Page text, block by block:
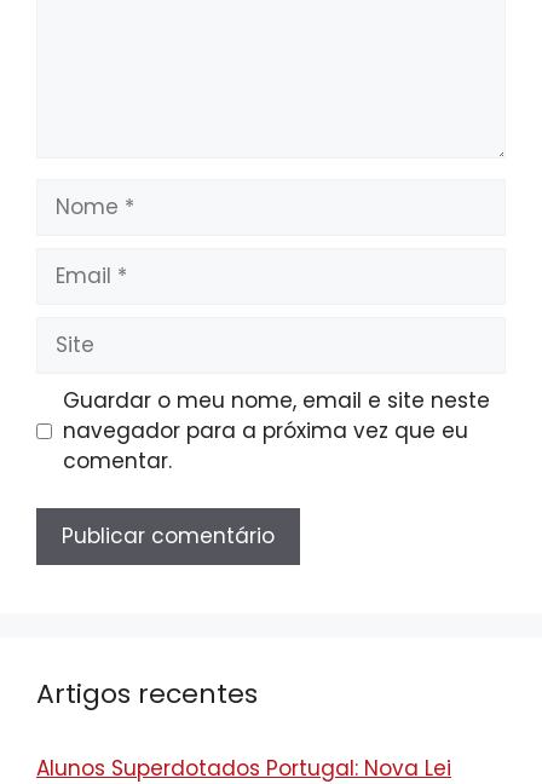
Nome
Email
Site
Guardar o meu nome, email e site neste
navegador para a próxima vez que eu
comentar.
Artigos recentes
Alunos Superdotados Portugal: Nova Lei